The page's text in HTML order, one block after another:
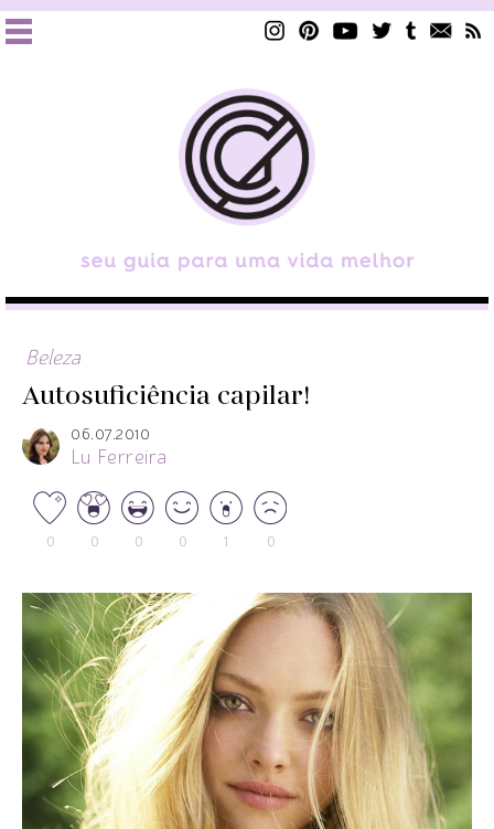
Beleza
Autosuficiência capilar!
06.07.2010
Lu Ferreira
0 0 0 0 1 0